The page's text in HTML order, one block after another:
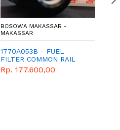
BOSOWA MAKASSAR -
MAKASSAR
1770A053B - FUEL
FILTER COMMON RAIL
(1770A053) - SARINGAN
SOLAR COMMON RAIL -
Rp. 177.600,00